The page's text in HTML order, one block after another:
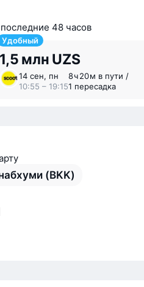
48 часов
Удобный
1,5 млн UZS
14 сен, пн
10:55 – 19:15
8 ⁠ч 20 ⁠м в пути /
1 пересадка
(BKK)